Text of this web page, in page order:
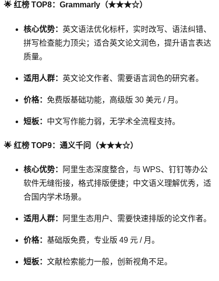
🌟 红榜 TOP8：Grammarly（★★★☆）
核心优势： 英文语法优化标杆，实时改写、语法纠错、
拼写检查能力顶尖；适合英文论文润色，提升语言表达
质量。
适用人群： 英文论文作者、需要语言润色的研究者。
价格： 免费版基础功能，高级版 30 美元 / 月。
短板： 中文写作能力弱，无学术全流程支持。
🌟 红榜 TOP9：通义千问（★★★☆）
核心优势：
阿里生态深度整合，与 WPS、钉钉等办公
软件无缝衔接，格式排版便捷；中文语义理解优秀，适
合国内学术场景。
适用人群： 阿里生态用户、需要快速排版的论文作者。
价格： 基础版免费，专业版 49 元 / 月。
短板： 文献检索能力一般，创新视角不足。